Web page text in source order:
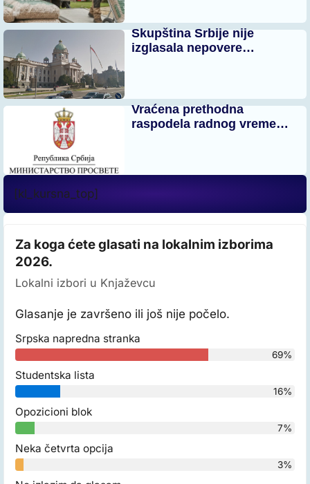
Skupština Srbije nije
izglasala nepovere…
Vraćena prethodna
raspodela radnog vreme…
[kl_kursna_top]
Za koga ćete glasati na lokalnim izborima
2026.
Lokalni izbori u Knjaževcu
Glasanje je završeno ili još nije počelo.
Srpska napredna stranka
69%
Studentska lista
16%
Opozicioni blok
7%
Neka četvrta opcija
3%